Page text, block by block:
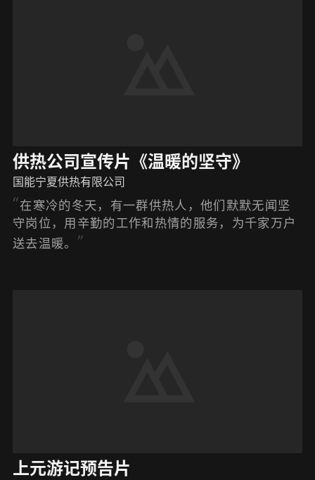
供热公司宣传片《温暖的坚守》
国能宁夏供热有限公司
在寒冷的冬天，有一群供热人，他们默默无闻坚
守岗位，用辛勤的工作和热情的服务，为千家万户
送去温暖。
上元游记预告片